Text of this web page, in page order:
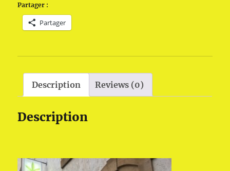
Provence
en
g)
-
Partager :
Partager
Description Reviews (0)
Description